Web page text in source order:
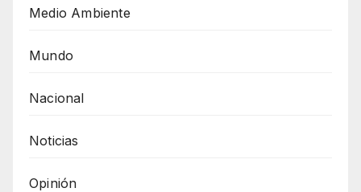
Medio Ambiente
Mundo
Nacional
Noticias
Opinión